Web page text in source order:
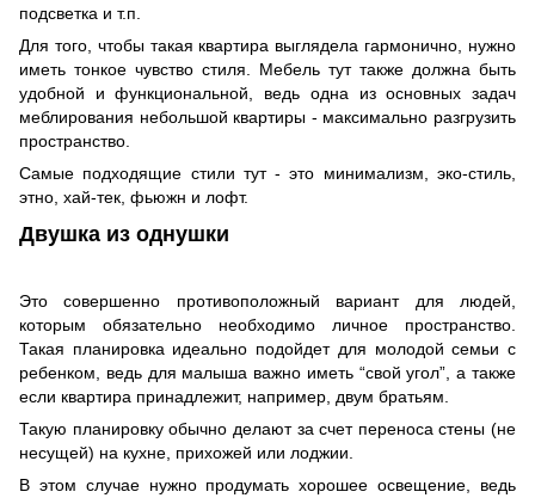
подсветка и т.п.
Для того, чтобы такая квартира выглядела гармонично, нужно
иметь тонкое чувство стиля. Мебель тут также должна быть
удобной и функциональной, ведь одна из основных задач
меблирования небольшой квартиры - максимально разгрузить
пространство.
Самые подходящие стили тут - это минимализм, эко-стиль,
этно, хай-тек, фьюжн и лофт.
Двушка из однушки
Это совершенно противоположный вариант для людей,
которым обязательно необходимо личное пространство.
Такая планировка идеально подойдет для молодой семьи с
ребенком, ведь для малыша важно иметь “свой угол”, а также
если квартира принадлежит, например, двум братьям.
Такую планировку обычно делают за счет переноса стены (не
несущей) на кухне, прихожей или лоджии.
В этом случае нужно продумать хорошее освещение, ведь